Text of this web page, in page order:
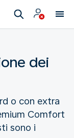
dei
o con extra
Comfort
sono i